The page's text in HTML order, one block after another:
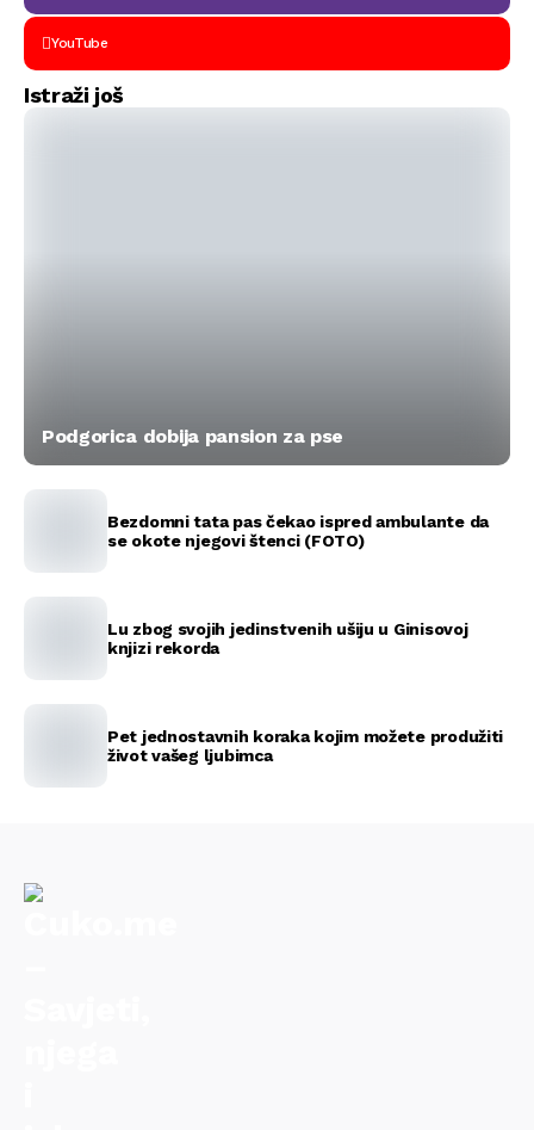
YouTube
Istraži još
Podgorica dobija pansion za pse
Bezdomni tata pas čekao ispred ambulante da
se okote njegovi štenci (FOTO)
Lu zbog svojih jedinstvenih ušiju u Ginisovoj
knjizi rekorda
Pet jednostavnih koraka kojim možete produžiti
život vašeg ljubimca